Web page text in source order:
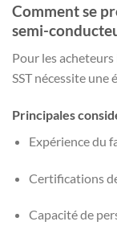
Comment se
semi-
Pour les
SST nécessite
Principales
Expérience du
Certifications
Capacité de